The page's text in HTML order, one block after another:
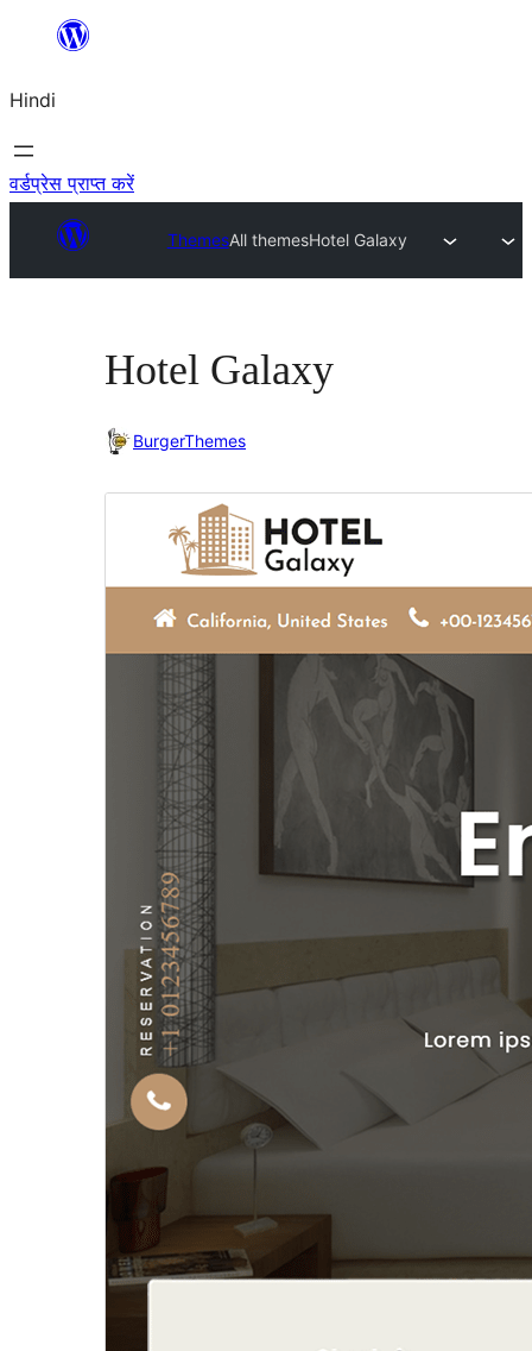
सामग्री
जाएं
Hindi
वर्डप्रेस प्राप्त करें
ThemesAll themesHotel Galaxy
Hotel Galaxy
BurgerThemes